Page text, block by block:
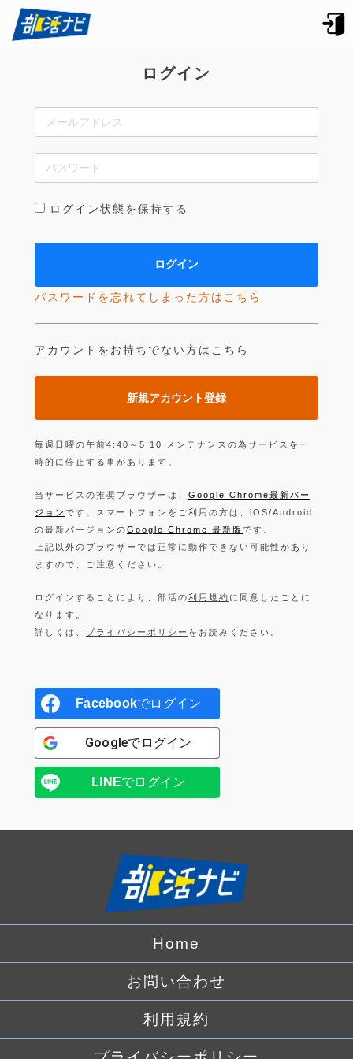
ログイン
ログイン状態を保持する
パスワードを忘れてしまった方はこちら
アカウントをお持ちでない方はこちら
新規アカウント登録
毎週日曜の午前4:40～5:10 メンテナンスの為サービスを一
時的に停止する事があります。
当サービスの推奨ブラウザーは、 Google Chrome最新バー
ジョン です。スマートフォンをご利用の方は、iOS/Android
の最新バージョンのGoogle Chrome 最新版 です。
上記以外のブラウザーでは正常に動作できない可能性があり
ますので、ご注意ください。
ログインすることにより、部活の利用規約 に同意したことに
なります。
詳しくは、 プライバシーポリシー をお読みください。
Facebookでログイン
Googleでログイン
LINEでログイン
Home
お問い合わせ
利用規約